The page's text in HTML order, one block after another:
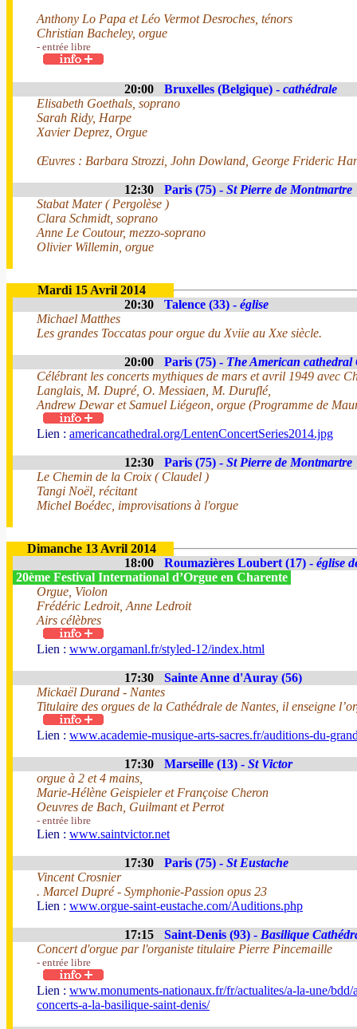
Anthony Lo Papa et Léo Vermot Desroches, ténors
Christian Bacheley, orgue
- entrée libre
20:00 Bruxelles (Belgique) - cathédrale
Elisabeth Goethals, soprano
Sarah Ridy, Harpe
Xavier Deprez, Orgue
Œuvres : Barbara Strozzi, John Dowland, George Frideric
12:30 Paris (75) - St Pierre de Montmartre
Stabat Mater ( Pergolèse )
Clara Schmidt, soprano
Anne Le Coutour, mezzo-soprano
Olivier Willemin, orgue
Mardi 15 Avril 2014
20:30
Talence (33) - église
Michael Matthes
Les grandes Toccatas pour orgue du Xviie au Xxe siècle.
20:00 Paris (75) - The American cathedral
Célébrant les concerts mythiques de mars et avril 1949 avec
Langlais, M. Dupré, O. Messiaen, M. Duruflé,
Andrew Dewar et Samuel Liégeon, orgue (Programme de
Lien : americancathedral.org/LentenConcertSeries2014.jpg
12:30 Paris (75) - St Pierre de Montmartre
Le Chemin de la Croix ( Claudel )
Tangi Noël, récitant
Michel Boédec, improvisations à l'orgue
Dimanche 13 Avril 2014
18:00
Roumazières Loubert (17) - église
20ème Festival International d’Orgue en Charente
Orgue, Violon
Frédéric Ledroit, Anne Ledroit
Airs célèbres
Lien : www.orgamanl.fr/styled-12/index.html
17:30
Sainte Anne d'Auray (56)
Mickaël Durand - Nantes
Titulaire des orgues de la Cathédrale de Nantes, il enseigne
Lien : www.academie-musique-arts-sacres.fr/auditions-du-
17:30 Marseille (13) - St Victor
orgue à 2 et 4 mains,
Marie-Hélène Geispieler et Françoise Cheron
Oeuvres de Bach, Guilmant et Perrot
- entrée libre
Lien : www.saintvictor.net
17:30 Paris (75) - St Eustache
Vincent Crosnier
. Marcel Dupré - Symphonie-Passion opus 23
Lien : www.orgue-saint-eustache.com/Auditions.php
17:15 Saint-Denis (93) - Basilique
Concert d'orgue par l'organiste titulaire Pierre Pincemaille
- entrée libre
Lien : www.monuments-nationaux.fr/fr/actualites/a-la-une/
concerts-a-la-basilique-saint-denis/